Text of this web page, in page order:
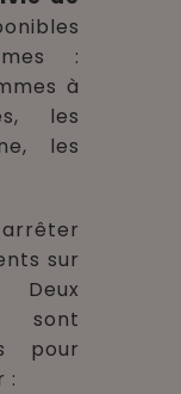
:
à
les
les
sur
sont
pour
: